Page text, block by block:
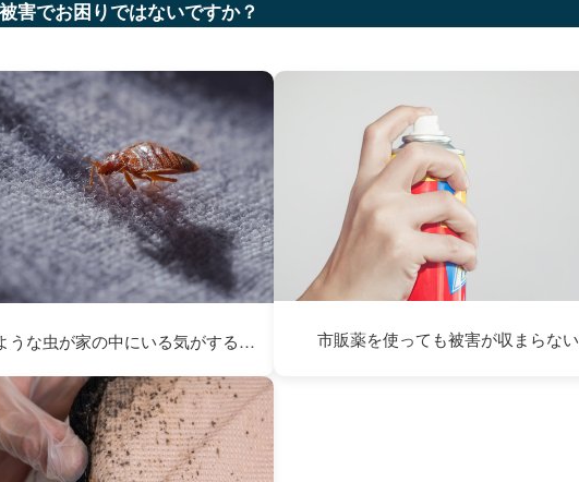
害でお困りではないですか？
うな虫が家の中にいる気がする… 市販薬を使っても被害が収まらない